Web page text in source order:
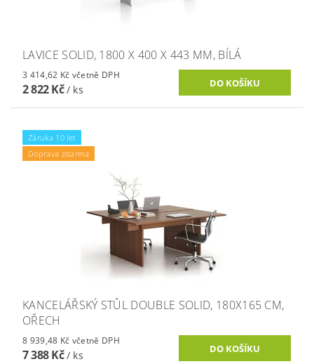
LAVICE SOLID, 1800 X 400 X 443 MM, BÍLÁ
3 414,62 Kč včetně DPH
2 822 Kč/ ks
Záruka 10 let
Doprava zdarma
KANCELÁŘSKÝ STŮL DOUBLE SOLID, 180X165 CM,
OŘECH
8 939,48 Kč včetně DPH
7 388 Kč/ ks